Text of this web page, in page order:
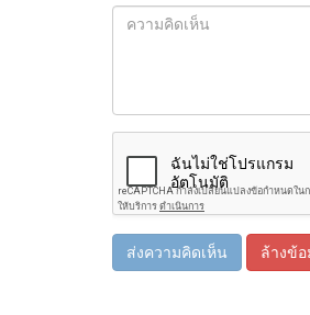
ส่งความคิดเห็น ล้างข้